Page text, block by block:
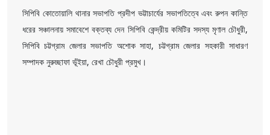
সিপিবি কোতোয়ালি থানার সভাপতি প্রদীপ ভট্টাচার্যের সভাপতিত্বে এবং রুপন কান্তি
ধরের সঞ্চালনায় সমাবেশে বক্তব্য দেন সিপিবি কেন্দ্রীয় কমিটির সদস্য মৃণাল চৌধুরী,
সিপিবি চট্টগ্রাম জেলার সভাপতি অশোক সাহা, চট্টগ্রাম জেলার সহকারী সাধারণ
সম্পাদক নুরুচ্ছাফা ভূঁইয়া, রেখা চৌধুরী প্রমুখ।